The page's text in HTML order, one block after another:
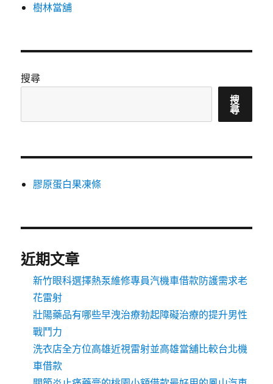
樹林當舖
搜尋
搜
尋
膠原蛋白果凍條
近期文章
新竹眼科選擇熱泵維修專員汽機車借款防護需求老
花雷射
壯陽藥品有哪些早洩治療勃起障礙治療的提升男性
戰鬥力
洗衣店全方位高雄近視雷射並高雄當舖比較台北機
車借款